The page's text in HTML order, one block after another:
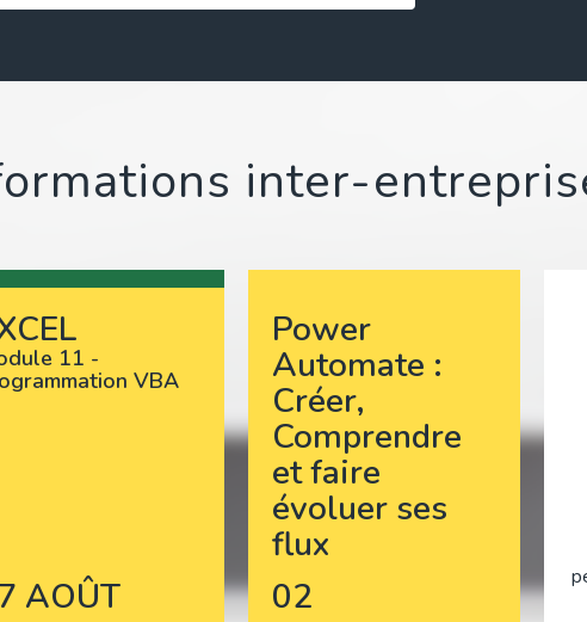
inter-
11 -
VBA
AOÛT
Power
Automate :
Créer,
Comprendre
et faire
évoluer ses
flux
02